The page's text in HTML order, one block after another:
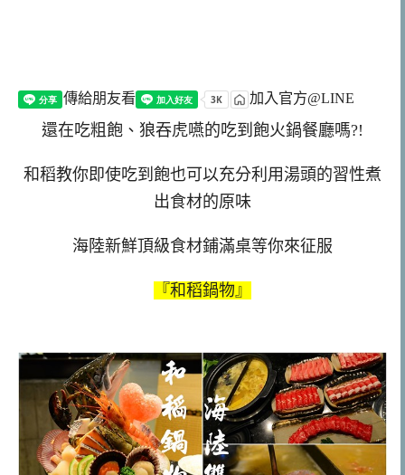
傳給朋友看 加入官方@LINE
還在吃粗飽、狼吞虎嚥的吃到飽火鍋餐廳嗎?!
和稻教你即使吃到飽也可以充分利用湯頭的習性煮
出食材的原味
海陸新鮮頂級食材鋪滿桌等你來征服
『和稻鍋物』